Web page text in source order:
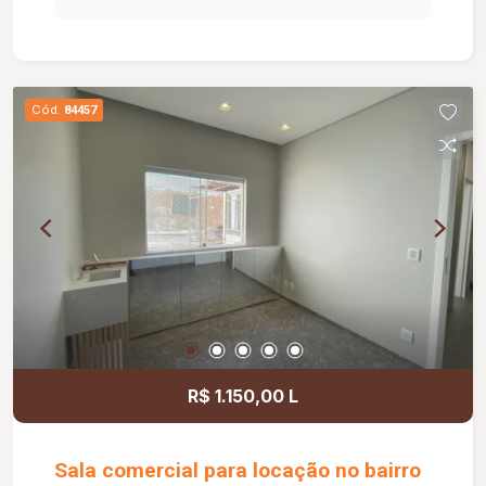
ambientes são climatizados, garantindo um
ambiente agradável para profissionais e
de IPTU e DMAE inclusos no valor da locação.
Cód. 84457
R$ 1.150,00 L
Sala comercial para locação no bairro